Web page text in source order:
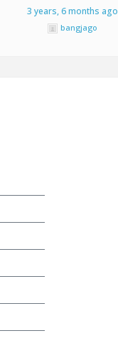
3 years, 6 months ago
bangjago